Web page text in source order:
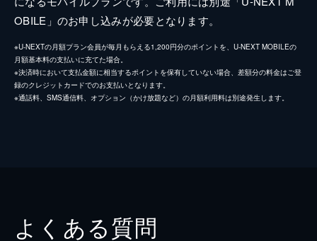
OBILE」のお申し込みが必要となります。
※U-NEXTの月額プラン会員が毎月もらえる1,200円分のポイントを、U-NEXT MOBILEの
月額基本料の支払いに充てた場合。
※決済時において支払金額に相当するポイントを保有していない場合、差額分の料金はご登
録のクレジットカードでのお支払いとなります。
※通話料、SMS通信料、オプション（かけ放題など）の月額利用料は別途発生します。
よくある質問